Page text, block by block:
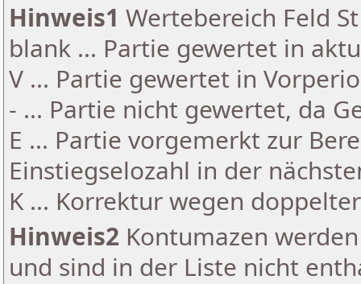
Hinweis1 Wertebereich Feld
blank ... Partie gewertet in
V ... Partie gewertet in
- ... Partie nicht gewertet, da
E ... Partie vorgemerkt zur
Einstiegselozahl in der
K ... Korrektur wegen
Hinweis2 Kontumazen
und sind in der Liste nicht